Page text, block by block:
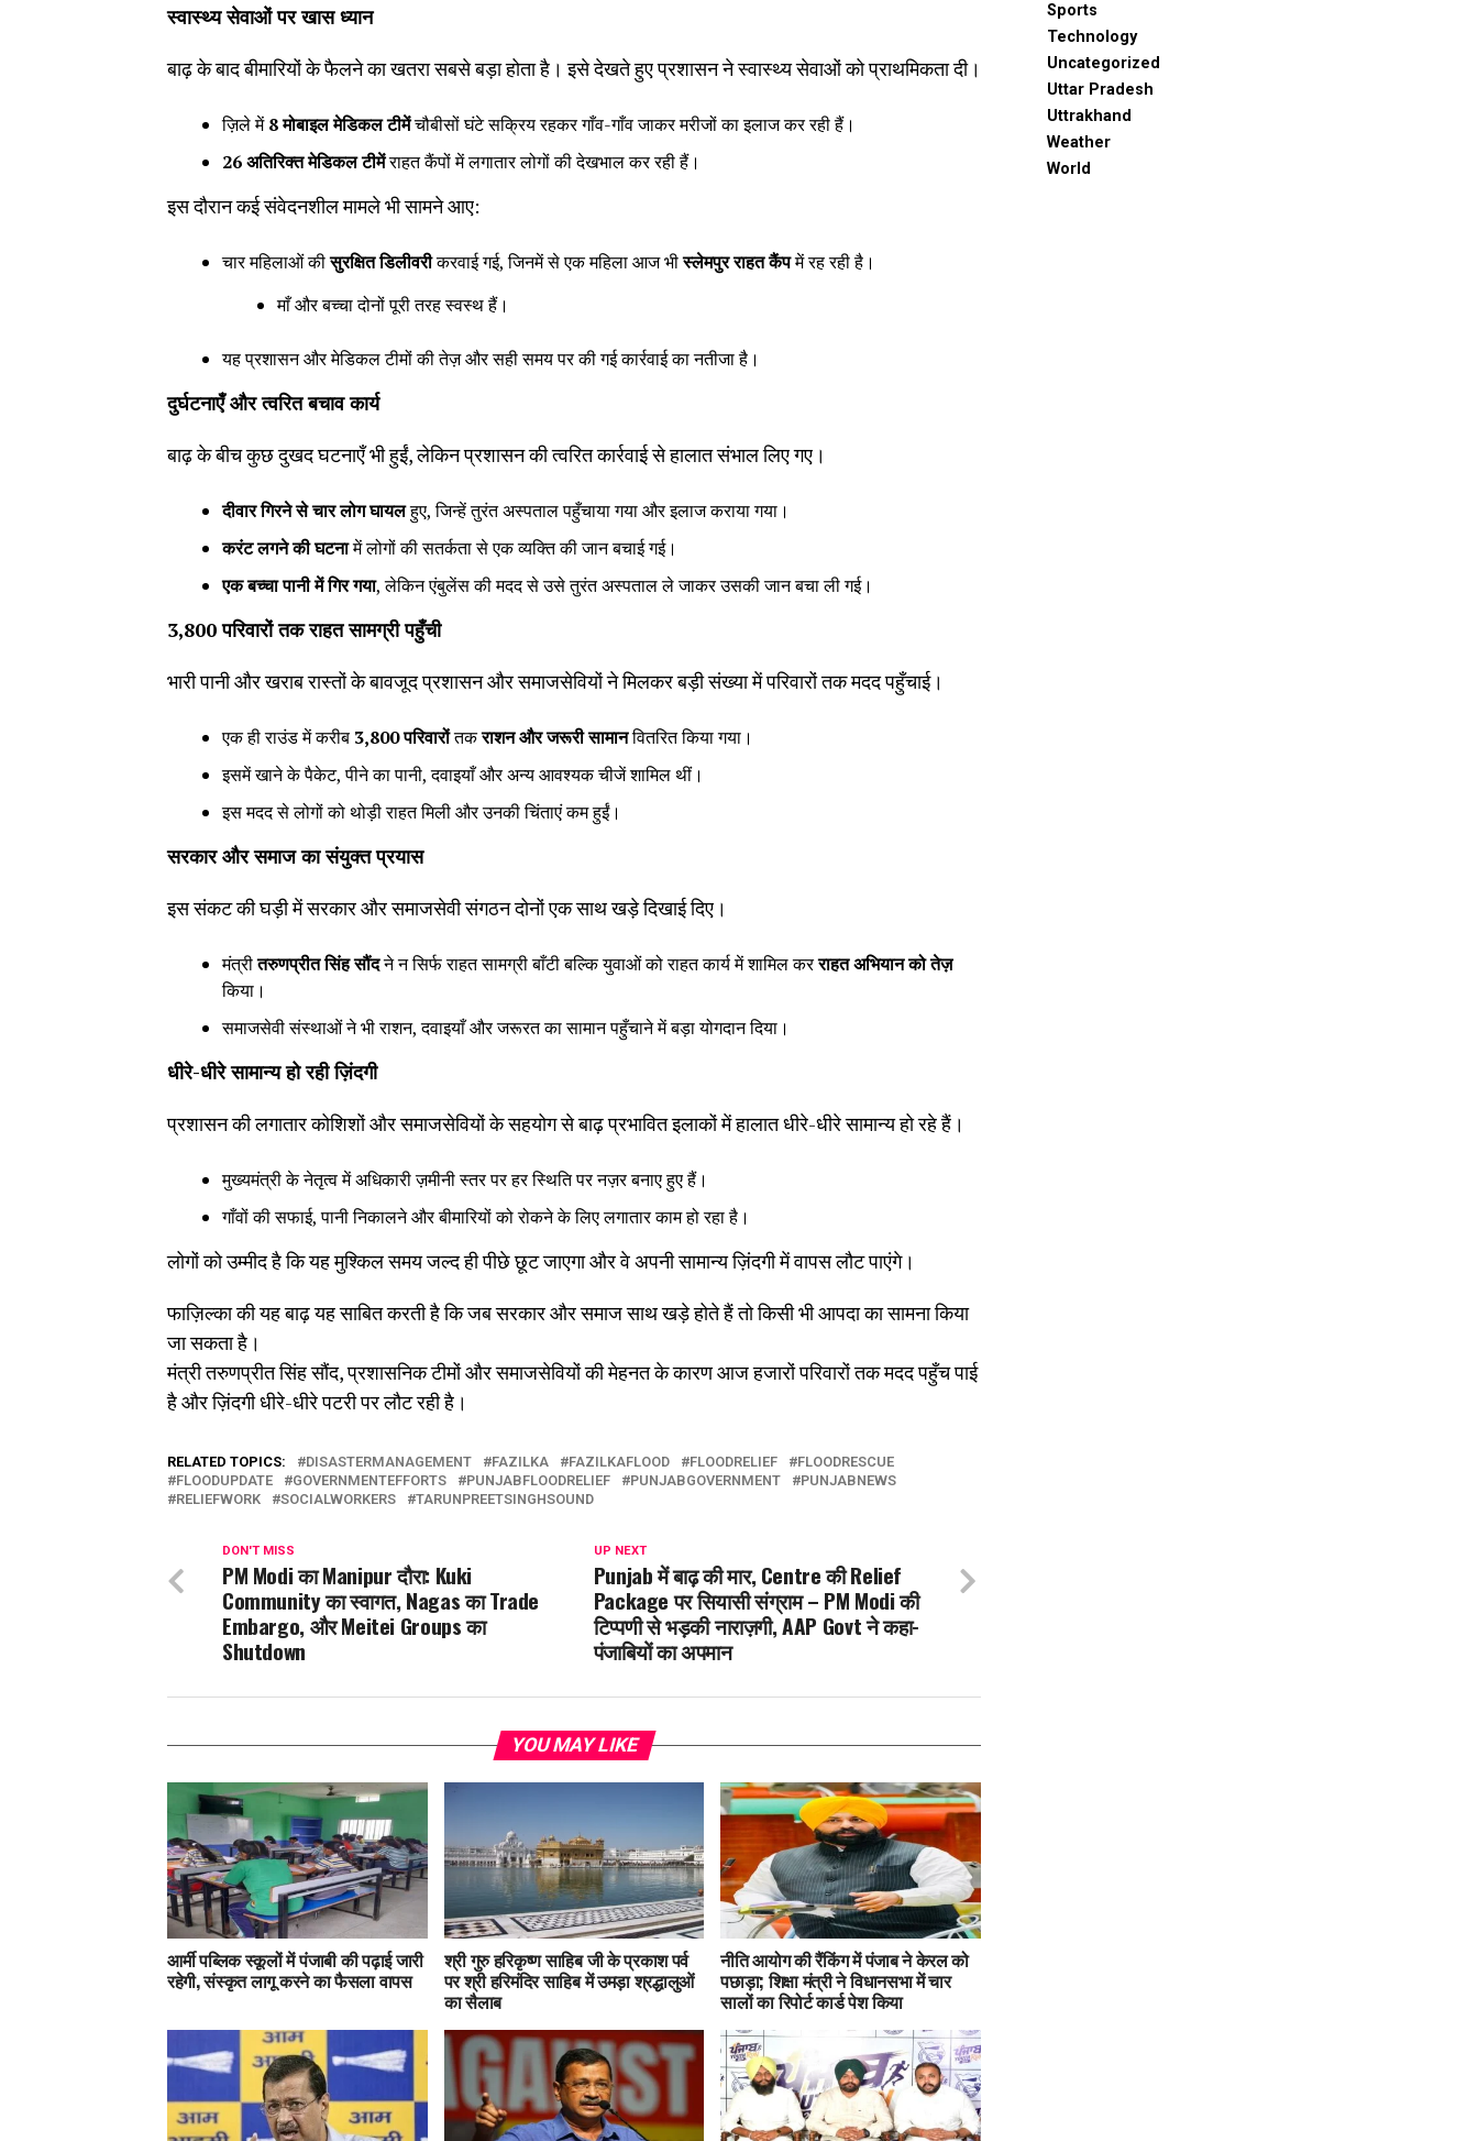
स्वास्थ्य सेवाओं पर खास ध्यान
बाढ़ के बाद बीमारियों के फैलने का खतरा सबसे बड़ा होता है। इसे देखते हुए प्रशासन ने स्वास्थ्य सेवाओं को प्राथमिकता दी।
ज़िले में8मोबाइल मेडिकल टीमेंचौबीसों घंटे सक्रिय रहकर गाँव-गाँव जाकर मरीजों का इलाज कर रही हैं।
26अतिरिक्त मेडिकल टीमेंराहत कैंपों में लगातार लोगों की देखभाल कर रही हैं।
इस दौरान कई संवेदनशील मामले भी सामने आए:
चार महिलाओं कीसुरक्षित डिलीवरीकरवाई गई, जिनमें से एक महिला आज भीस्लेमपुर राहत कैंपमें रह रही है।
माँ और बच्चा दोनों पूरी तरह स्वस्थ हैं।
यह प्रशासन और मेडिकल टीमों की तेज़ और सही समय पर की गई कार्रवाई का नतीजा है।
दुर्घटनाएँ और त्वरित बचाव कार्य
बाढ़ के बीच कुछ दुखद घटनाएँ भी हुईं, लेकिन प्रशासन की त्वरित कार्रवाई से हालात संभाल लिए गए।
दीवार गिरने से चार लोग घायलहुए, जिन्हें तुरंत अस्पताल पहुँचाया गया और इलाज कराया गया।
करंट लगने की घटनामें लोगों की सतर्कता से एक व्यक्ति की जान बचाई गई।
एक बच्चा पानी में गिर गया, लेकिन एंबुलेंस की मदद से उसे तुरंत अस्पताल ले जाकर उसकी जान बचा ली गई।
3,800परिवारों तक राहत सामग्री पहुँची
भारी पानी और खराब रास्तों के बावजूद प्रशासन और समाजसेवियों ने मिलकर बड़ी संख्या में परिवारों तक मदद पहुँचाई।
एक ही राउंड में करीब 3,800परिवारोंतकराशन और जरूरी सामानवितरित किया गया।
इसमें खाने के पैकेट, पीने का पानी, दवाइयाँ और अन्य आवश्यक चीजें शामिल थीं।
इस मदद से लोगों को थोड़ी राहत मिली और उनकी चिंताएं कम हुईं।
सरकार और समाज का संयुक्त प्रयास
इस संकट की घड़ी में सरकार और समाजसेवी संगठन दोनों एक साथ खड़े दिखाई दिए।
मंत्रीतरुणप्रीत सिंह सौंदने न सिर्फ राहत सामग्री बाँटी बल्कि युवाओं को राहत कार्य में शामिल करराहत अभियान को तेज़
किया।
समाजसेवी संस्थाओं ने भी राशन, दवाइयाँ और जरूरत का सामान पहुँचाने में बड़ा योगदान दिया।
धीरे-धीरे सामान्य हो रही ज़िंदगी
प्रशासन की लगातार कोशिशों और समाजसेवियों के सहयोग से बाढ़ प्रभावित इलाकों में हालात धीरे-धीरे सामान्य हो रहे हैं।
मुख्यमंत्री के नेतृत्व में अधिकारी ज़मीनी स्तर पर हर स्थिति पर नज़र बनाए हुए हैं।
गाँवों की सफाई, पानी निकालने और बीमारियों को रोकने के लिए लगातार काम हो रहा है।
लोगों को उम्मीद है कि यह मुश्किल समय जल्द ही पीछे छूट जाएगा और वे अपनी सामान्य ज़िंदगी में वापस लौट पाएंगे।
फाज़िल्का की यह बाढ़ यह साबित करती है कि जब सरकार और समाज साथ खड़े होते हैं तो किसी भी आपदा का सामना किया
जा सकता है।
मंत्री तरुणप्रीत सिंह सौंद, प्रशासनिक टीमों और समाजसेवियों की मेहनत के कारण आज हजारों परिवारों तक मदद पहुँच पाई
है और ज़िंदगी धीरे-धीरे पटरी पर लौट रही है।
RELATED TOPICS: DISASTERMANAGEMENT FAZILKA FAZILKAFLOOD FLOODRELIEF
FLOODRESCUE
FLOODUPDATE
GOVERNMENTEFFORTS PUNJABFLOODRELIEF PUNJABGOVERNMENT
PUNJABNEWS
RELIEFWORK
SOCIALWORKERS TARUNPREETSINGHSOUND
UP NEXT
Punjab में बाढ़ की मार, Centre की Relief
Package पर सियासी संग्राम – PM Modi की
टिप्पणी से भड़की नाराज़गी, AAP Govt ने कहा-
पंजाबियों का अपमान
DON'T MISS
PM Modi का Manipur दौरा: Kuki
Community का स्वागत, Nagas का Trade
Embargo, और Meitei Groups का
Shutdown
YOU MAY LIKE
आर्मी पब्लिक स्कूलों में पंजाबी की पढ़ाई जारी
रहेगी, संस्कृत लागू करने का फैसला वापस
श्री गुरु हरिकृष्ण साहिब जी के प्रकाश पर्व
पर श्री हरिमंदिर साहिब में उमड़ा श्रद्धालुओं
का सैलाब
नीति आयोग की रैंकिंग में पंजाब ने केरल को
पछाड़ा; शिक्षा मंत्री ने विधानसभा में चार
सालों का रिपोर्ट कार्ड पेश किया
Sports
Technology
Uncategorized
Uttar Pradesh
Uttrakhand
Weather
World